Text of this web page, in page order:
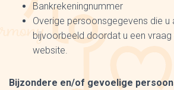
Bankrekeningnummer
Overige persoonsgegevens die u
bijvoorbeeld doordat u een
website.
Bijzondere en/of gevoelige